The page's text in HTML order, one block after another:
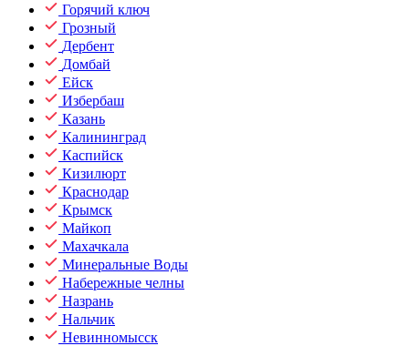
Горячий ключ
Грозный
Дербент
Домбай
Ейск
Избербаш
Казань
Калининград
Каспийск
Кизилюрт
Краснодар
Крымск
Майкоп
Махачкала
Минеральные Воды
Набережные челны
Назрань
Нальчик
Невинномысск